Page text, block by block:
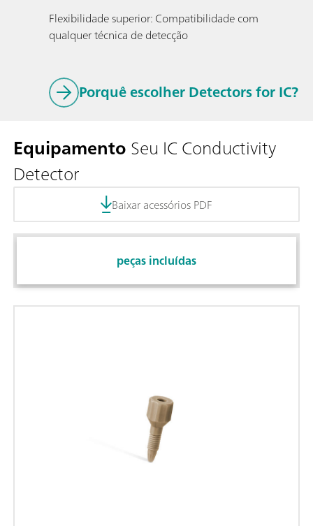
Flexibilidade superior: Compatibilidade com
qualquer técnica de detecção
Porquê escolher Detectors for IC?
EquipamentoSeu IC Conductivity
Detector
Baixar acessórios PDF
peças incluídas